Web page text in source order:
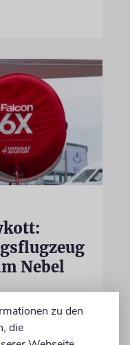
Nebel
bewusst auf
weil der
zu den
die